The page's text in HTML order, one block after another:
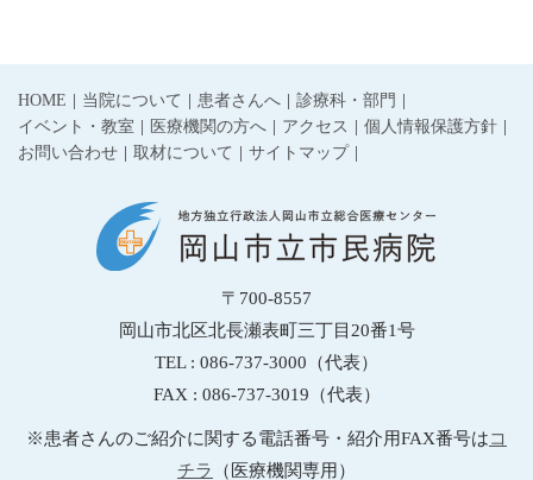
HOME 当院について 患者さんへ
診療科・部門
イベント・教室
医療機関の方へ アクセス
個人情報保護方針
お問い合わせ
取材について サイトマップ
〒700-8557
岡山市北区北長瀬表町三丁目20番1号
TEL : 086-737-3000（代表）
FAX : 086-737-3019（代表）
※患者さんのご紹介に関する電話番号・紹介用FAX番号はコ
チラ
（医療機関専用）